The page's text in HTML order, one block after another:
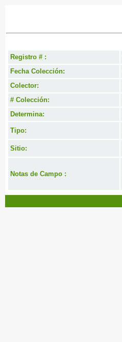
Registro # :
Fecha Colección:
Colector:
# Colección:
Determina:
Tipo:
Sitio:
Notas de Campo :